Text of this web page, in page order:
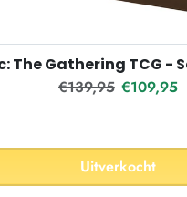
Night
The Gathering TCG -
Reguliere prijs
€139,95 €109,95
Uitverkocht